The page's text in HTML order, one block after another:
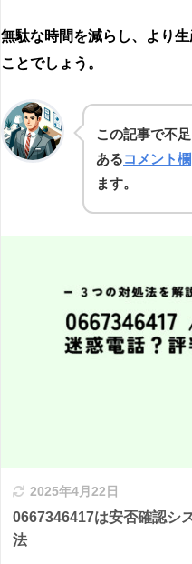
無駄な時間を減らし、より
ことでしょう。
この記事で不
あるコメント欄
ます。
2025年4月22日
0667346417は安否確認シ
法